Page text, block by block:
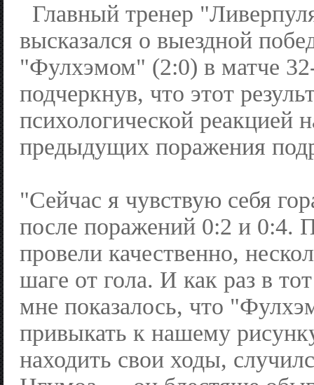
Главный тренер
высказался о выездной
"Фулхэмом" (2:0) в матче
подчеркнув, что этот
психологической реакцией
предыдущих поражения
"Сейчас я чувствую себя
после поражений 0:2 и 0:4.
провели качественно,
шаге от гола. И как раз в
мне показалось, что
привыкать к нашему
находить свои ходы,